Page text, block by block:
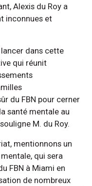
Alexis du Roy a
inconnues et
dans cette
qui réunit
du FBN pour cerner
santé mentale au
M. du Roy.
mentionnons un
qui sera
FBN à Miami en
de nombreux